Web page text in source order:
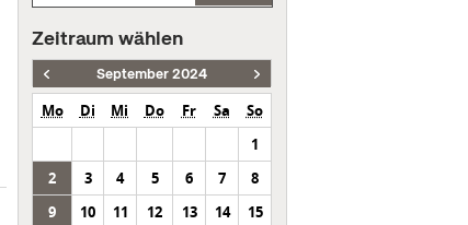
Zeitraum wählen
September 2024
Mo Di Mi Do Fr Sa
So
1
2
3 4 5 6 7
8
9
10 11 12 13 14
15